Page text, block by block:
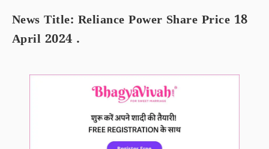
News Title: Reliance Power Share Price 18
April 2024 .